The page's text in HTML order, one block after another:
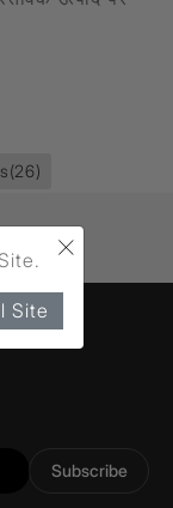
(26)
Subscribe
×
Site